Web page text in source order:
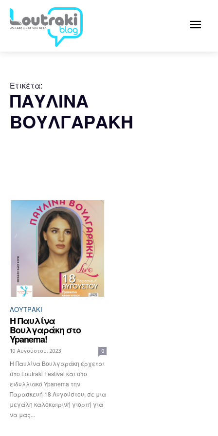
Ετικέτα:
ΠΑΥΛΙΝΑ
ΒΟΥΛΓΑΡΑΚΗ
ΛΟΥΤΡΆΚΙ
Η Παυλίνα
Βουλγαράκη στο
Ypanema!
10 Αυγούστου, 2023 0
Η Παυλίνα Βουλγαράκη έρχεται
στο Loutraki Festival και στο
ειδυλλιακό Ypanema την
Παρασκευή 18 Αυγούστου, σε μια
μεγάλη καλοκαιρινή γιορτή για
να μας...